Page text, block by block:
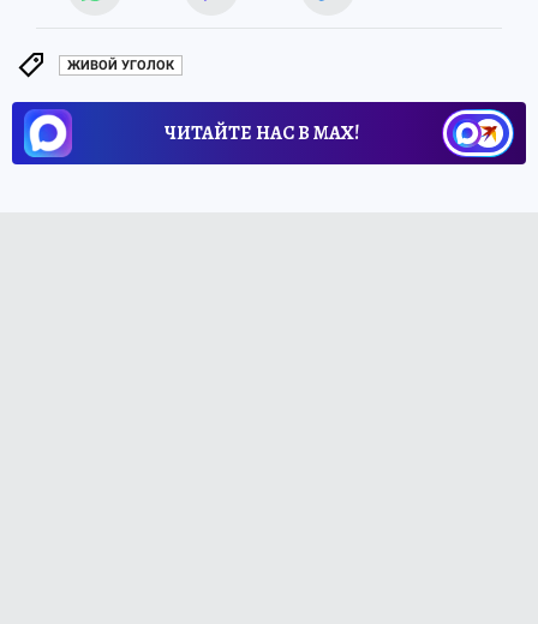
ЖИВОЙ УГОЛОК
ЧИТАЙТЕ НАС В МАХ!